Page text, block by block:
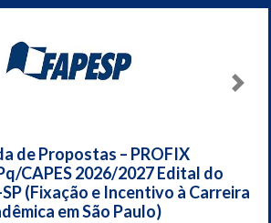
de Propostas – PROFIX
CAPES 2026/2027 Edital do
(Fixação e Incentivo à Carreira
em São Paulo)